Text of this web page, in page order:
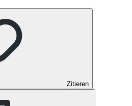
Zitieren